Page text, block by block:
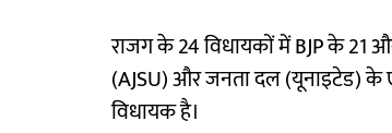
राजग के 24 विधायकों में BJP के 21
(AJSU) और जनता दल (यूनाइटेड) के
विधायक है।